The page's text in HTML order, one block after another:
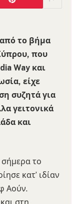
από το βήμα
που
Way και
είχε
συζητά για
γειτονικά
και
το
κατ’ ιδίαν
Αούν.